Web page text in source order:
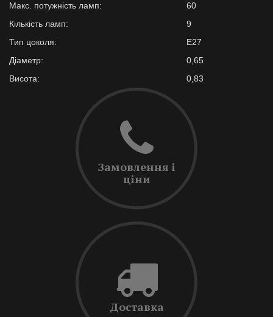
Макс. потужність ламп:
60
Кількість ламп:
9
Тип цоколя:
E27
Діаметр:
0,65
Висота:
0,83
Замовлення і
ціни
Доставка